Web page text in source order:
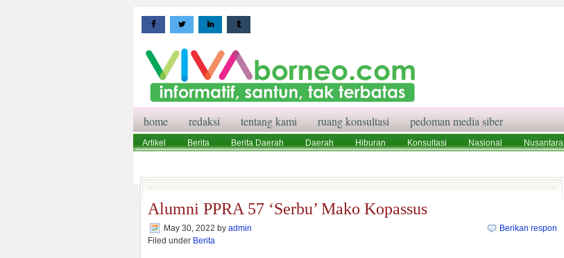
home redaksi tentang kami ruang konsultasi pedoman media siber
Artikel Berita Berita Daerah Daerah Hiburan Konsultasi Nasional Nusantara
Alumni PPRA 57 ‘Serbu’ Mako Kopassus
May 30, 2022 by admin
Filed under Berita
Berikan respon